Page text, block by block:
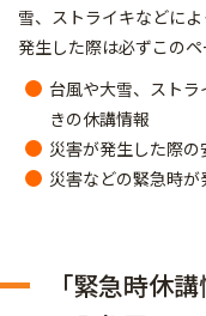
雪、ストライキなどに
発生した際は必ずこの
台風や大雪、スト
きの休講情報
災害が発生した際の
災害などの緊急時
「緊急時休